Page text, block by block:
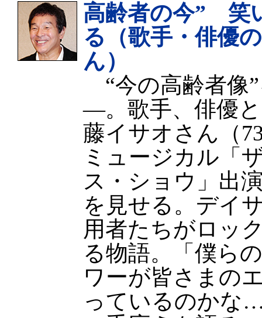
高齢者の今” 笑
る（歌手・俳優
ん）
“今の高齢者像
—。歌手、俳優
藤イサオさん（
ミュージカル「
ス・ショウ」出
を見せる。デイ
用者たちがロッ
る物語。「僕ら
ワーが皆さまの
っているのかな